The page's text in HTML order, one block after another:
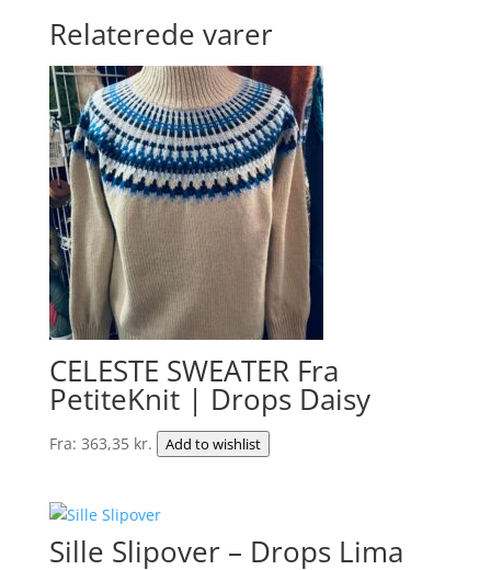
Relaterede varer
CELESTE SWEATER Fra
PetiteKnit | Drops Daisy
Fra: 363,35 kr. Add to wishlist
Sille Slipover – Drops Lima